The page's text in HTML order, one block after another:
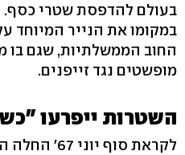
בעולם להדפסת שטרי
במקומו את הנייר המיוחד
החוב הממשלתיות, שגם בו
מופשטים נגד זייפנים.
השטרות ייפרעו
לקראת סוף